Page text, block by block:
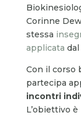
Corinne
stessa
applicata dal
Con il corso
partecipa
incontri
L’obiettivo